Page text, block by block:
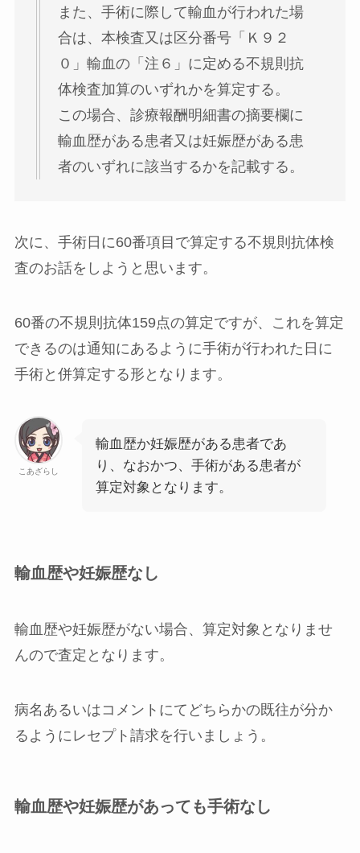
また、手術に際して輸血が行われた場
合は、本検査又は区分番号「Ｋ９２
０」輸血の「注６」に定める不規則抗
体検査加算のいずれかを算定する。
この場合、診療報酬明細書の摘要欄に
輸血歴がある患者又は妊娠歴がある患
者のいずれに該当するかを記載する。
次に、手術日に60番項目で算定する不規則抗体検
査のお話をしようと思います。
60番の不規則抗体159点の算定ですが、これを算定
できるのは通知にあるように手術が行われた日に
手術と併算定する形 となります。
こあざらし
輸血歴か妊娠歴がある患者であ
り、なおかつ、手術がある患者が
算定対象となります。
輸血歴や妊娠歴なし
輸血歴や妊娠歴がない場合、算定対象となりませ
んので査定となります。
病名あるいはコメントにてどちらかの既往が分か
るようにレセプト請求を行いましょう。
輸血歴や妊娠歴があっても手術なし